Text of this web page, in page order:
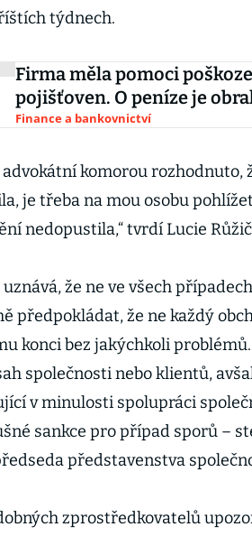
týdnech.
Firma měla pomoci
pojišťoven. O peníze je
Finance a bankovnictví
advokátní komorou rozhodnuto,
je třeba na mou osobu
nedopustila,“ tvrdí Lucie
že ne ve všech
předpokládat, že ne každý
konci bez jakýchkoli
společnosti nebo klientů,
v minulosti spolupráci
sankce pro případ sporů –
představenstva
zprostředkovatelů